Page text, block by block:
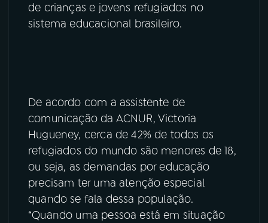
de crianças e jovens refugiados no
sistema educacional brasileiro.
De acordo com a assistente de
comunicação da ACNUR, Victoria
Hugueney, cerca de 42% de todos os
refugiados do mundo são menores de 18,
ou seja, as demandas por educação
precisam ter uma atenção especial
quando se fala dessa população.
“Quando uma pessoa está em situação